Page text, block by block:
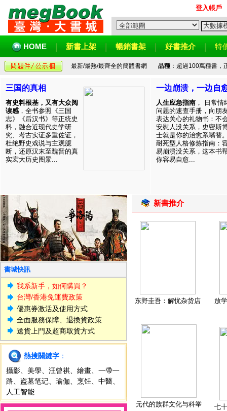
登入帳戶
HOME 新書上架 暢銷書架 好書推介 特
最新/最熱/最齊全的簡體書網 品種：超過100萬種書，
三国的真相
有史料根基，又有大众阅
读感 ，全书参照《三国
志》《后汉书》等正统史
料，融合近现代史学研
究、考古实证多重佐证，
杜绝野史戏说与主观臆
断，还原汉末至魏晋的真
实宏大历史图景...
一边崩溃，一边自
人生应急指南 ， 日常情
问题的速查手册，向朋
表达关心的礼物书：不
安慰人没关系，史密斯
士就是你的治愈系嘴替
耐死型人格修炼指南：
易崩溃没关系，这本书
你容易自愈...
書城快訊
我系新手，如何購買？
台灣/香港免運費政策
優惠券激活及使用方式
全面服務保障、退換貨政策
送貨上門及超商取貨方式
熱搜關鍵字 ：
攝影
美學 汪曾祺 繪畫
一帶一
路
盗墓笔记 瑜伽 烹饪 中醫
人工智能
新書推介
东野圭吾：解忧杂货店 放
元代的族群文化与科举 七